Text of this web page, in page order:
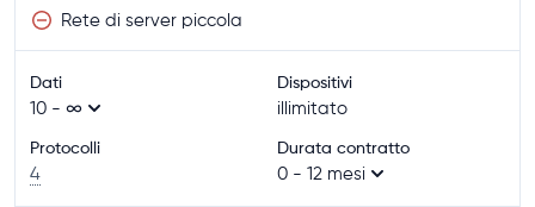
Rete di server piccola
Dati
10 - ∞
Dispositivi
illimitato
Protocolli
4
Durata contratto
0 - 12 mesi